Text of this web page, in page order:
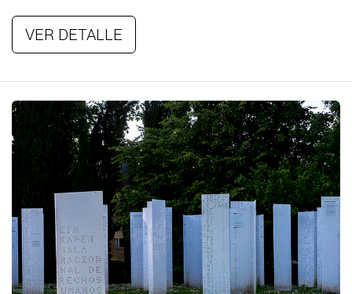
VER DETALLE